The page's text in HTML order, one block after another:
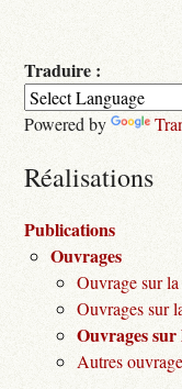
Traduire :
Powered by
Réalisations
Publications
Ouvrages
Ouvrage sur
Ouvrages sur
Ouvrages
Autres